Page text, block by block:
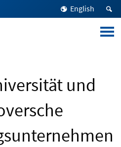
English
und